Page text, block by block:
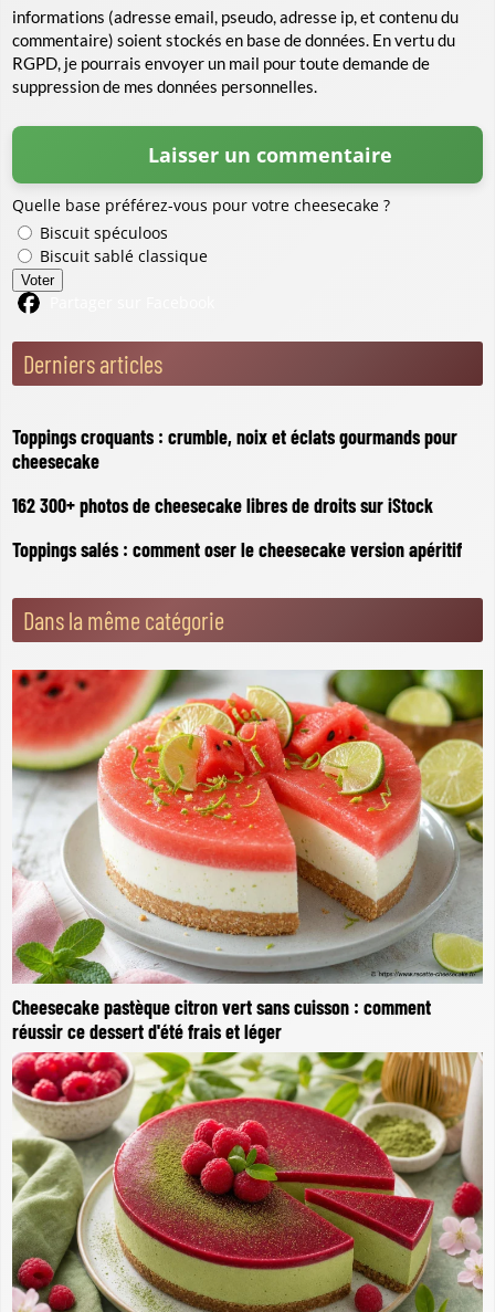
informations (adresse email, pseudo, adresse ip, et contenu du
commentaire) soient stockés en base de données. En vertu du
RGPD, je pourrais envoyer un mail pour toute demande de
suppression de mes données personnelles.
Quelle base préférez-vous pour votre cheesecake ?
Biscuit spéculoos
Biscuit sablé classique
Voter
Derniers articles
Toppings croquants : crumble, noix et éclats gourmands pour
cheesecake
162 300+ photos de cheesecake libres de droits sur iStock
Toppings salés : comment oser le cheesecake version apéritif
Dans la même catégorie
Cheesecake pastèque citron vert sans cuisson : comment
réussir ce dessert d'été frais et léger